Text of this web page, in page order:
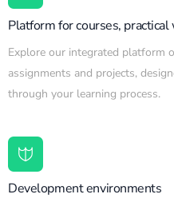
Platform for courses,
Explore our integrated platform
assignments and projects,
through your learning process.
Development environments